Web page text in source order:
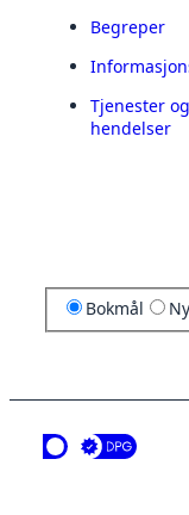
Begreper
Tjenester og
hendelser
Bokmål